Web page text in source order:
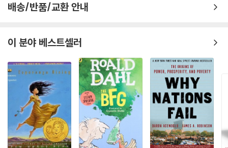
배송/반품/교환 안내
이 분야 베스트셀러